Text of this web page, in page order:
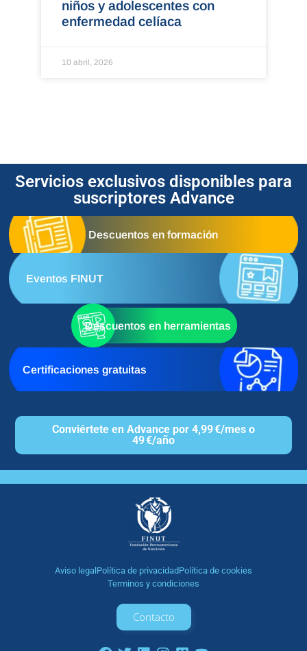
niños y adolescentes con
enfermedad celíaca
10 abril, 2026
Servicios exclusivos disponibles para
suscriptores Advance
Descuentos en formación
Eventos FINUT
Descuentos en herramientas
Certificaciones gratuitas
Conviértete en Advance por 4,99 €/mes o
49 €/año
Aviso legalPolítica de privacidadPolítica de cookies
Terminos y condiciones
Contacto